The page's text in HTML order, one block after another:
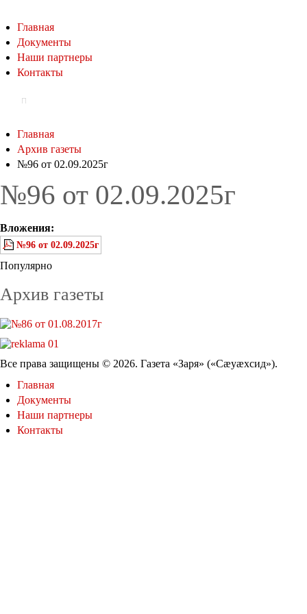
Главная
Документы
Наши партнеры
Контакты
Главная
Архив газеты
№96 от 02.09.2025г
№96 от 02.09.2025г
Вложения:
№96 от 02.09.2025г
Популярно
Архив газеты
Все права защищены © 2026. Газета «Заря» («Cæуæхсид»).
Главная
Документы
Наши партнеры
Контакты